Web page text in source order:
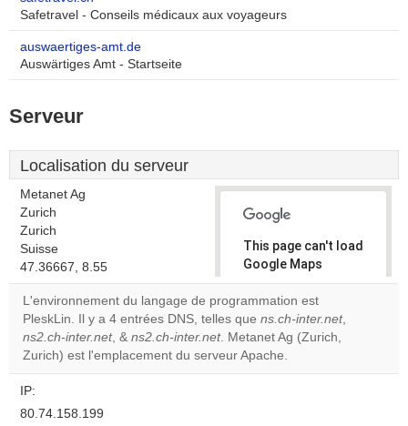
Safetravel - Conseils médicaux aux voyageurs
auswaertiges-amt.de
Auswärtiges Amt - Startseite
Serveur
Localisation du serveur
Metanet Ag
Zurich
Zurich
Suisse
47.36667, 8.55
This page can't load
Google Maps
correctly.
Do you
own this
website?
L'environnement du langage de programmation est
PleskLin. Il y a 4 entrées DNS, telles que ns.ch-inter.net,
ns2.ch-inter.net, & ns2.ch-inter.net. Metanet Ag (Zurich,
Zurich) est l'emplacement du serveur Apache.
IP:
80.74.158.199